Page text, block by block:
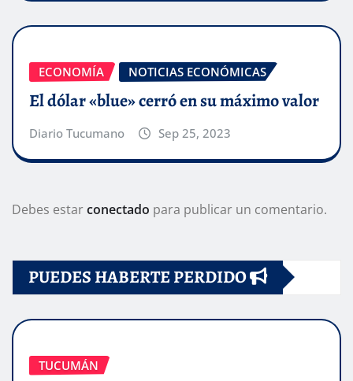
ECONOMÍA NOTICIAS ECONÓMICAS
El dólar «blue» cerró en su máximo valor
Diario Tucumano Sep 25, 2023
Debes estarconectado para publicar un comentario.
PUEDES HABERTE PERDIDO
TUCUMÁN